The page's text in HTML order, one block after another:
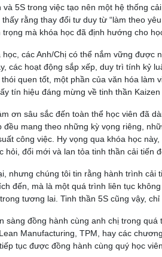
và 5S trong việc tạo nên một hệ thống
rằng thay đổi tư duy từ “làm theo
mà khóa học đã định hướng cho
học, các Anh/Chị có thể nắm vững
các hoạt động sắp xếp, duy trì tính kỷ
quen tốt, một phần của văn hóa
tín hiệu đáng mừng về tinh thần
ơn sâu sắc đến toàn thể học viên đã
đều mang theo những kỳ vọng riêng,
công việc. Hy vọng qua khóa học
hỏi, đổi mới và lan tỏa tinh thần cải tiến
nhưng chúng tôi tin rằng hành trình cải
đến, mà là một quá trình liên tục
tương lai. Tinh thần 5S cũng vậy,
sàng đồng hành cùng anh chị trong
Manufacturing, TPM, hay các
tục được đồng hành cùng quý học